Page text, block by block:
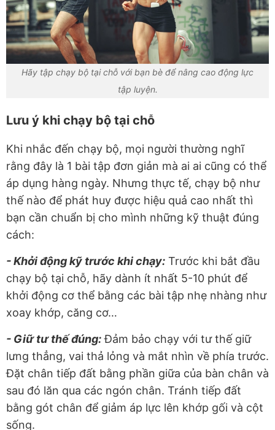
Hãy tập chạy bộ tại chỗ với bạn bè để nâng cao động lực
tập luyện.
Lưu ý khi chạy bộ tại chỗ
Khi nhắc đến chạy bộ, mọi người thường nghĩ
rằng đây là 1 bài tập đơn giản mà ai ai cũng có thể
áp dụng hàng ngày. Nhưng thực tế, chạy bộ như
thế nào để phát huy được hiệu quả cao nhất thì
bạn cần chuẩn bị cho mình những kỹ thuật đúng
cách:
- Khởi động kỹ trước khi chạy: Trước khi bắt đầu
chạy bộ tại chỗ, hãy dành ít nhất 5-10 phút để
khởi động cơ thể bằng các bài tập nhẹ nhàng như
xoay khớp, căng cơ…
- Giữ tư thế đúng:Đảm bảo chạy với tư thế giữ
lưng thẳng, vai thả lỏng và mắt nhìn về phía trước.
Đặt chân tiếp đất bằng phần giữa của bàn chân và
sau đó lăn qua các ngón chân. Tránh tiếp đất
bằng gót chân để giảm áp lực lên khớp gối và cột
sống.